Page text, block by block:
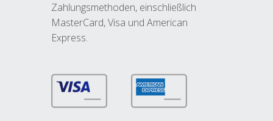
Zahlungsmethoden, einschließlich
MasterCard, Visa und American
Express.